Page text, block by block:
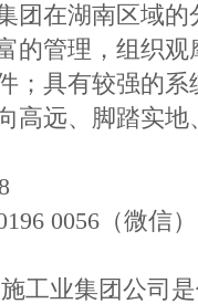
团在湖南区域
的管理，组织
；具有较强的
高远、脚踏实
0056（微信）
施工业集团公司